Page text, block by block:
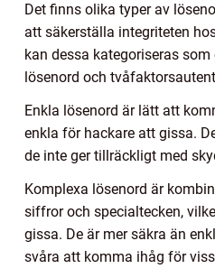
Det finns olika typer av
att säkerställa integriteten
kan dessa kategoriseras
lösenord och
Enkla lösenord är lätt att
enkla för hackare att gissa.
de inte ger tillräckligt med
Komplexa lösenord är
siffror och specialtecken,
gissa. De är mer säkra än
svåra att komma ihåg för